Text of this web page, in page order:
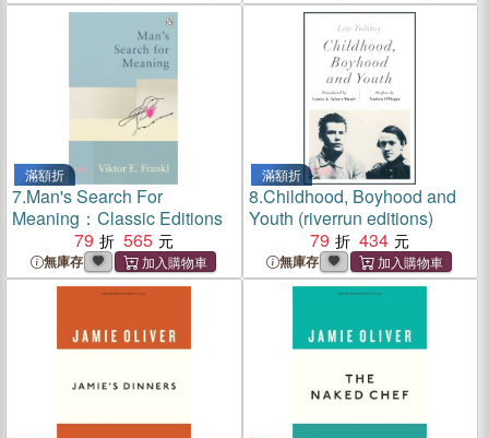
滿額折
7.Man's Search For
Meaning：Classic Editions
79
565
無庫存
滿額折
8.Childhood, Boyhood and
Youth (riverrun editions)
79
434
無庫存